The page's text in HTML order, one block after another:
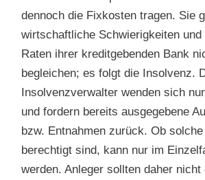
dennoch die Fixkosten tragen. Sie
wirtschaftliche Schwierigkeiten und
Raten ihrer kreditgebenden Bank
begleichen; es folgt die Insolvenz.
Insolvenzverwalter wenden sich
und fordern bereits ausgegebene
bzw. Entnahmen zurück. Ob
berechtigt sind, kann nur im
werden. Anleger sollten daher nicht